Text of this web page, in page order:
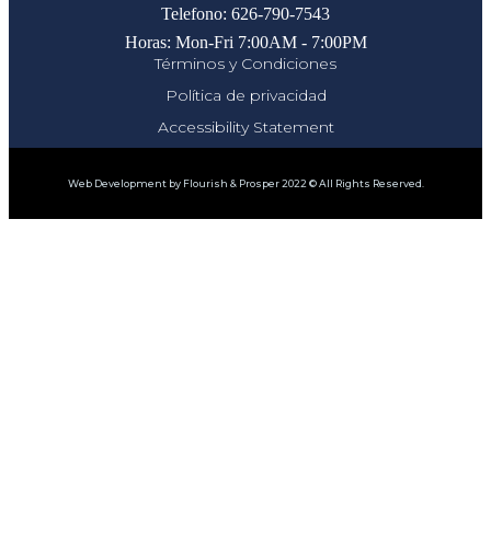
Telefono: 626-790-7543
Horas: Mon-Fri 7:00AM - 7:00PM
Términos y Condiciones
Política de privacidad
Accessibility Statement
Web Development by Flourish & Prosper 2022 © All Rights Reserved.